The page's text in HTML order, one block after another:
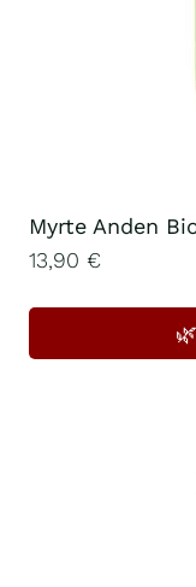
Myrte Anden
13,90 €